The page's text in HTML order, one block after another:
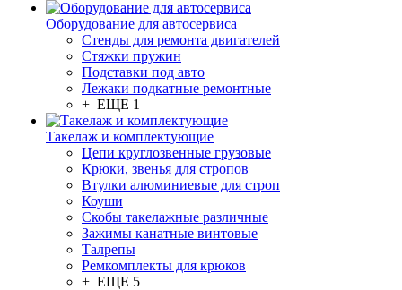
Оборудование для автосервиса
Стенды для ремонта двигателей
Стяжки пружин
Подставки под авто
Лежаки подкатные ремонтные
+ ЕЩЕ 1
Такелаж и комплектующие
Цепи круглозвенные грузовые
Крюки, звенья для стропов
Втулки алюминиевые для строп
Коуши
Скобы такелажные различные
Зажимы канатные винтовые
Талрепы
Ремкомплекты для крюков
+ ЕЩЕ 5